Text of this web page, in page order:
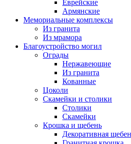
Еврейские
Армянские
Мемориальные комплексы
Из гранита
Из мрамора
Благоустройство могил
Ограды
Нержавеющие
Из гранита
Кованные
Цоколи
Скамейки и столики
Столики
Скамейки
Крошка и щебень
Декоративная